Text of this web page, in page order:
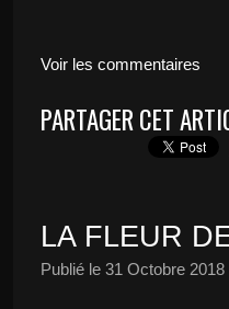
Voir les commentaires
PARTAGER CET
LA FLEUR
Publié le 31 Octobre 2018